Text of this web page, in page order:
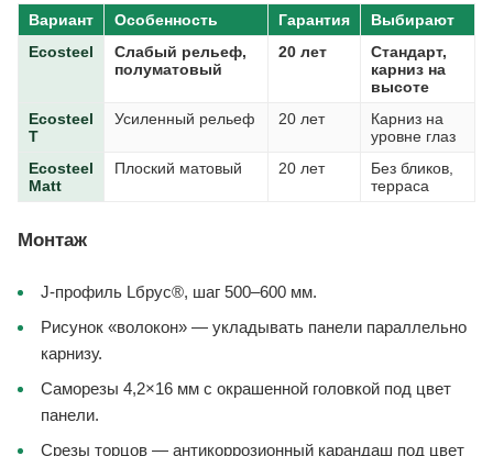
Вариант Особенность Гарантия
Выбирают
Ecosteel
Слабый рельеф,
полуматовый
20 лет
Стандарт,
карниз на
высоте
Ecosteel
T
Усиленный рельеф 20 лет
Карниз на
уровне глаз
Ecosteel
Matt
Плоский матовый 20 лет
Без бликов,
терраса
Монтаж
J-профиль Lбрус®, шаг 500–600 мм.
Рисунок «волокон» — укладывать панели параллельно
карнизу.
Саморезы 4,2×16 мм с окрашенной головкой под цвет
панели.
Срезы торцов — антикоррозионный карандаш под цвет